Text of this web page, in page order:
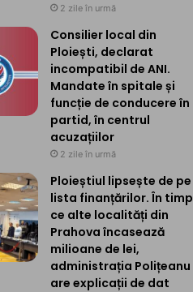
2 zile în urmă
Consilier local din
Ploiești, declarat
incompatibil de ANI.
Mandate în spitale și
funcție de conducere în
partid, în centrul
acuzațiilor
2 zile în urmă
Ploieștiul lipsește de pe
lista finanțărilor. În timp
ce alte localități din
Prahova încasează
milioane de lei,
administrația Polițeanu
are explicații de dat